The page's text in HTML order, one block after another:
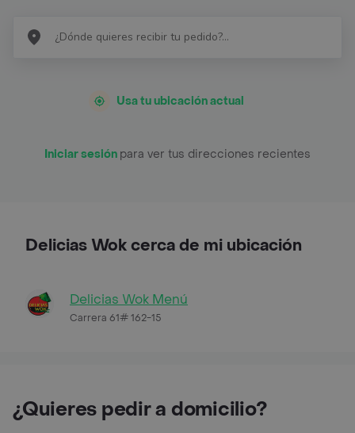
Usa tu ubicación actual
Iniciar sesión para ver tus direcciones recientes
Delicias Wok cerca de mi ubicación
Delicias Wok Menú
Carrera 61# 162-15
¿Quieres pedir a domicilio?